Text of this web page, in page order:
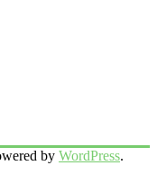
by WordPress.